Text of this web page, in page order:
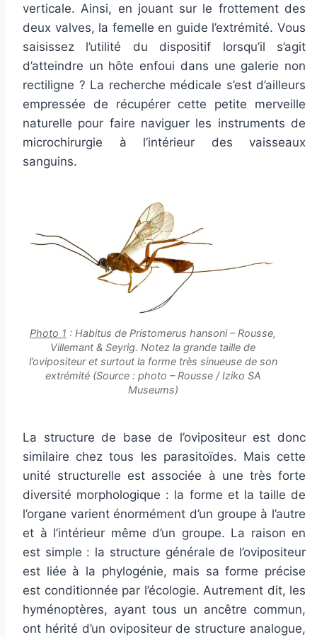
verticale. Ainsi, en jouant sur le frottement des
deux valves, la femelle en guide l’extrémité. Vous
saisissez l’utilité du dispositif lorsqu’il s’agit
d’atteindre un hôte enfoui dans une galerie non
rectiligne ? La recherche médicale s’est d’ailleurs
empressée de récupérer cette petite merveille
naturelle pour faire naviguer les instruments de
microchirurgie à l’intérieur des vaisseaux
sanguins.
Photo 1 : Habitus de Pristomerus hansoni – Rousse,
Villemant & Seyrig. Notez la grande taille de
l’ovipositeur et surtout la forme très sinueuse de son
extrémité (Source : photo – Rousse / Iziko SA
Museums)
La structure de base de l’ovipositeur est donc
similaire chez tous les parasitoïdes. Mais cette
unité structurelle est associée à une très forte
diversité morphologique : la forme et la taille de
l’organe varient énormément d’un groupe à l’autre
et à l’intérieur même d’un groupe. La raison en
est simple : la structure générale de l’ovipositeur
est liée à la phylogénie, mais sa forme précise
est conditionnée par l’écologie. Autrement dit, les
hyménoptères, ayant tous un ancêtre commun,
ont hérité d’un ovipositeur de structure analogue,